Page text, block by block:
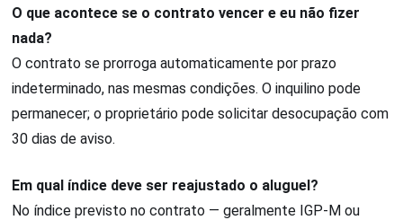
O que acontece se o contrato vencer e eu não fizer
nada?
O contrato se prorroga automaticamente por prazo
indeterminado, nas mesmas condições. O inquilino pode
permanecer; o proprietário pode solicitar desocupação com
30 dias de aviso.
Em qual índice deve ser reajustado o aluguel?
No índice previsto no contrato — geralmente IGP-M ou